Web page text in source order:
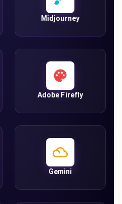
Midjourney
Adobe Firefly
Gemini